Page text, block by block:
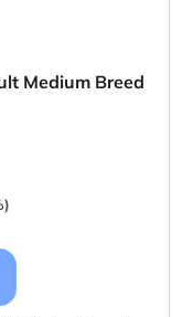
Medium Breed